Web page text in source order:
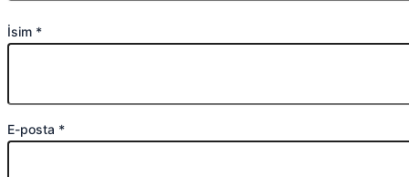
İsim *
E-posta *